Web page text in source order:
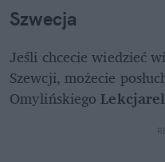
Szwecja
Jeśli chcecie wiedzieć
Szewcji, możecie
Omylińskiego